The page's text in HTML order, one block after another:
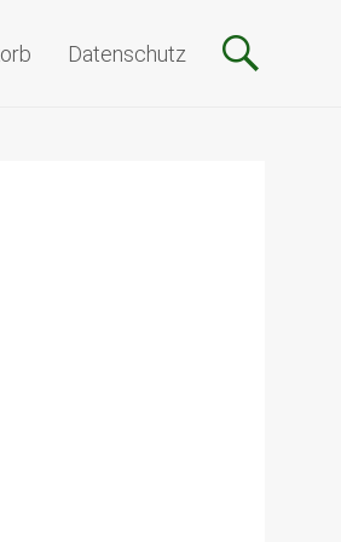
Datenschutz